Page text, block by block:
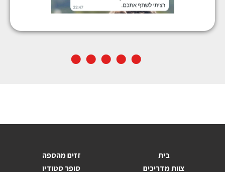
בית
צוות מדריכים
זזים מהספה
סופר סטודיו